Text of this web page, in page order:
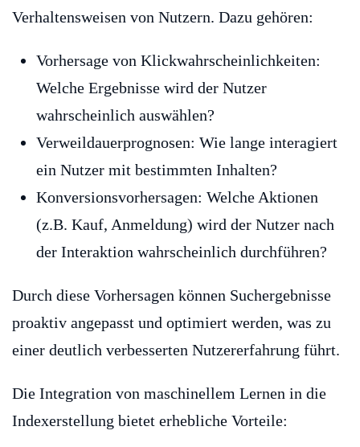
Verhaltensweisen von Nutzern. Dazu gehören:
Vorhersage von Klickwahrscheinlichkeiten:
Welche Ergebnisse wird der Nutzer
wahrscheinlich auswählen?
Verweildauerprognosen: Wie lange interagiert
ein Nutzer mit bestimmten Inhalten?
Konversionsvorhersagen: Welche Aktionen
(z.B. Kauf, Anmeldung) wird der Nutzer nach
der Interaktion wahrscheinlich durchführen?
Durch diese Vorhersagen können Suchergebnisse
proaktiv angepasst und optimiert werden, was zu
einer deutlich verbesserten Nutzererfahrung führt.
Die Integration von maschinellem Lernen in die
Indexerstellung bietet erhebliche Vorteile: